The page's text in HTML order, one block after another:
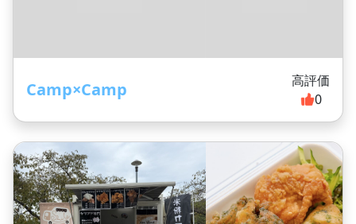
Camp×Camp
高評価
0